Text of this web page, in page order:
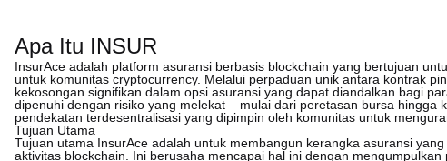
Apa Itu INSUR
InsurAce adalah platform asuransi berbasis blockchain yang bertujuan
untuk komunitas cryptocurrency. Melalui perpaduan unik antara kontrak
kekosongan signifikan dalam opsi asuransi yang dapat diandalkan bagi
dipenuhi dengan risiko yang melekat – mulai dari peretasan bursa
pendekatan terdesentralisasi yang dipimpin oleh komunitas untuk
Tujuan Utama
Tujuan utama InsurAce adalah untuk membangun kerangka asuransi
aktivitas blockchain. Ini berusaha mencapai hal ini dengan